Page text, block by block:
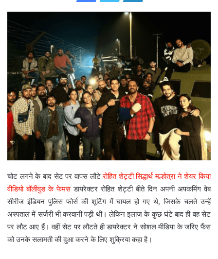
चोट लगने के बाद सेट पर वापस लौटेरोहित शेट्टी सिद्धार्थ मल्होत्रा ने शेयर किया
वीडियो बॉलीवुड के फेमसडायरेक्टर रोहित शेट्टी बीते दिन अपनी अपकमिंग वेब
सीरीज इंडियन पुलिस फोर्स की शूटिंग में घायल हो गए थे, जिसके चलते उन्हें
अस्पताल में सर्जरी भी करवानी पड़ी थी। लेकिन इलाज के कुछ घंटे बाद ही वह सेट
पर लौट आए हैं। वहीं सेट पर लौटते ही डायरेक्टर ने सोशल मीडिया के जरिए फैंस
को उनके सलामती की दुआ करने के लिए शुक्रिया कहा है।